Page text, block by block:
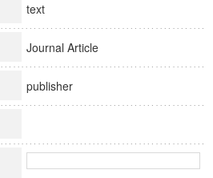
text
Journal Article
publisher